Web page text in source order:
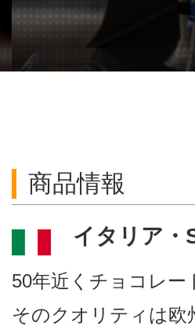
商品情報
イタリア・
50年近くチョコレー
そのクオリティは欧